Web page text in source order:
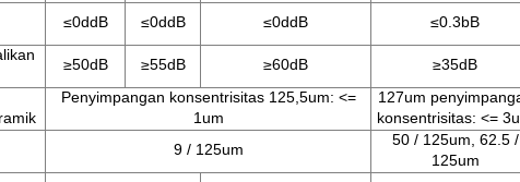
≤0ddB ≤0ddB ≤0ddB
≤0.3bB
≥50dB ≥55dB ≥60dB
≥35dB
Penyimpangan konsentrisitas 125,5um: <=
1um
127um
konsentrisitas: <=
9 / 125um
50 / 125um, 62.5 /
125um